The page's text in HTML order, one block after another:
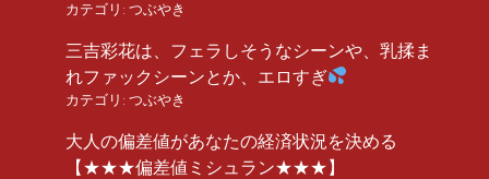
カテゴリ: つぶやき
三吉彩花は、フェラしそうなシーンや、乳揉ま
れファックシーンとか、エロすぎ
カテゴリ: つぶやき
大人の偏差値があなたの経済状況を決める
【★★★偏差値ミシュラン★★★】